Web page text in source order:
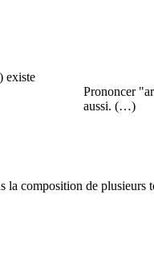
existe
Prononcer
aussi. (…)
composition de plusieurs